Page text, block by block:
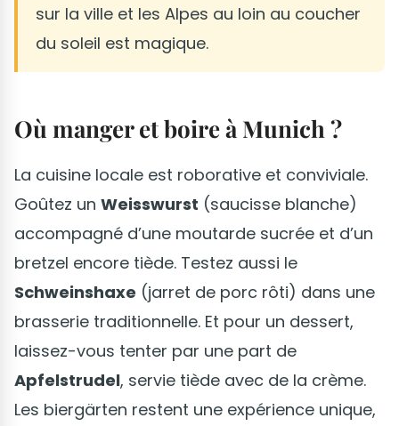
sur la ville et les Alpes au loin au coucher
du soleil est magique.
Où manger et boire à Munich ?
La cuisine locale est roborative et conviviale.
Goûtez un Weisswurst (saucisse blanche)
accompagné d’une moutarde sucrée et d’un
bretzel encore tiède. Testez aussi le
Schweinshaxe (jarret de porc rôti) dans une
brasserie traditionnelle. Et pour un dessert,
laissez-vous tenter par une part de
Apfelstrudel, servie tiède avec de la crème.
Les biergärten restent une expérience unique,